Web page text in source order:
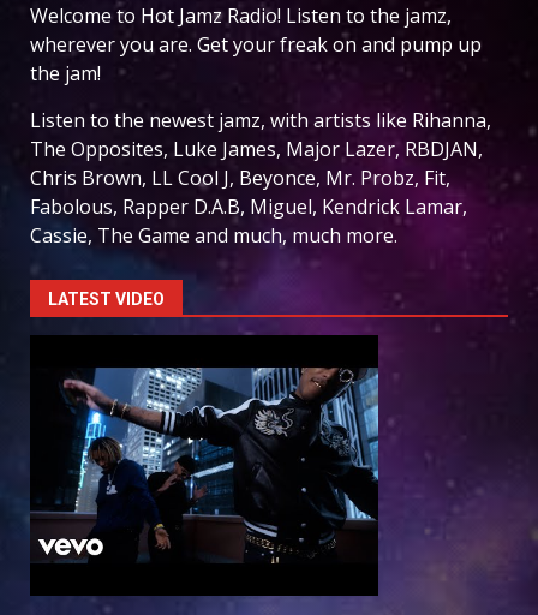
Welcome to Hot Jamz Radio! Listen to the jamz,
wherever you are. Get your freak on and pump up
the jam!
Listen to the newest jamz, with artists like Rihanna,
The Opposites, Luke James, Major Lazer, RBDJAN,
Chris Brown, LL Cool J, Beyonce, Mr. Probz, Fit,
Fabolous, Rapper D.A.B, Miguel, Kendrick Lamar,
Cassie, The Game and much, much more.
LATEST VIDEO